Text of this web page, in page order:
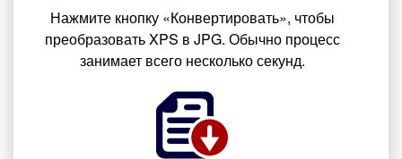
Нажмите кнопку «Конвертировать», чтобы
преобразовать XPS в JPG. Обычно процесс
занимает всего несколько секунд.